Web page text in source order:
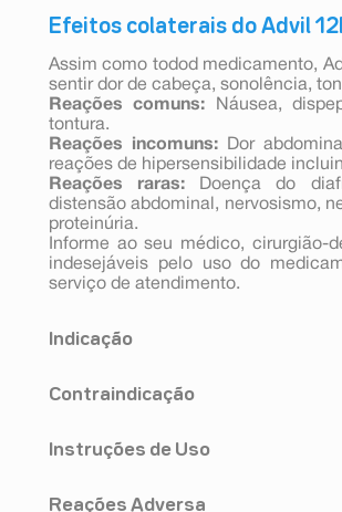
Efeitos colaterais do Advil
Assim como todod medicamento,
sentir dor de cabeça, sonolência,
Reações comuns: Náusea,
tontura.
Reações incomuns: Dor
reações de hipersensibilidade
Reações raras: Doença do
distensão abdominal, nervosismo,
proteinúria.
Informe ao seu médico, cirurgião-
indesejáveis pelo uso do
serviço de atendimento.
Indicação
horas:
(mialgia), nas
• Alívio de dores associadas a:
Contraindicação
- alergia ao ibuprofeno ou a
Instruções de Uso
(1.200 mg) em um período de 24
Reações Adversa